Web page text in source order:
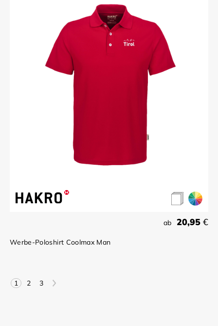
ab 20,95 €
Werbe-Poloshirt Coolmax Man
1 2 3 >